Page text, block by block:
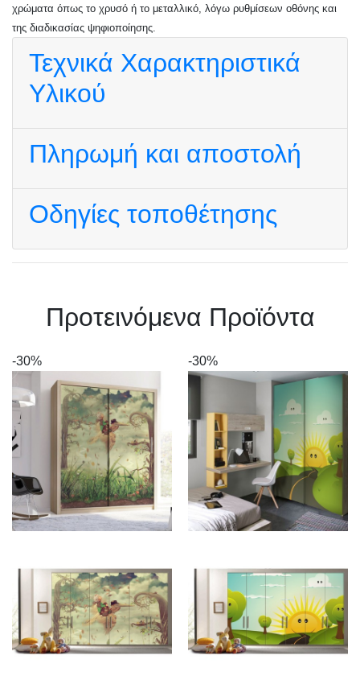
χρώματα όπως το χρυσό ή το μεταλλικό, λόγω ρυθμίσεων οθόνης και
της διαδικασίας ψηφιοποίησης.
Τεχνικά Χαρακτηριστικά
Υλικού
Πληρωμή και αποστολή
Οδηγίες τοποθέτησης
Πρoτεινόμενα Προϊόντα
-30% -30%